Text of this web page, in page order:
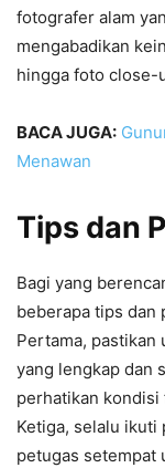
fotografer alam
mengabadikan
hingga foto close-
BACA JUGA:
Menawan
Tips dan
Bagi yang
beberapa tips dan
Pertama, pastikan
yang lengkap dan
perhatikan kondisi
Ketiga, selalu ikuti
petugas setempat